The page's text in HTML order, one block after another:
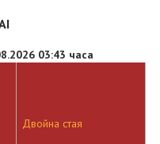
03:43 часа
Двойна стая